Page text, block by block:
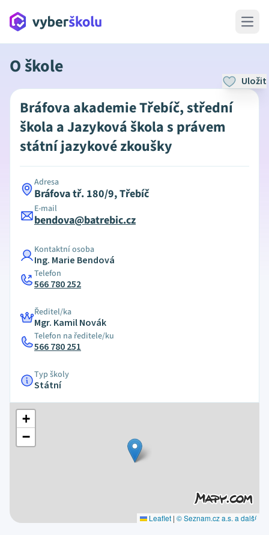
Open
O škole
Uložit
Bráfova akademie Třebíč, střední
škola a Jazyková škola s právem
státní jazykové zkoušky
Adresa
Bráfova tř. 180/9, Třebíč
E-mail
bendova@batrebic.cz
Kontaktní osoba
Ing. Marie Bendová
Telefon
566 780 252
Ředitel/ka
Mgr. Kamil Novák
Telefon na ředitele/ku
566 780 251
Typ školy
Státní
+
−
Leaflet | © Seznam.cz a.s. a další